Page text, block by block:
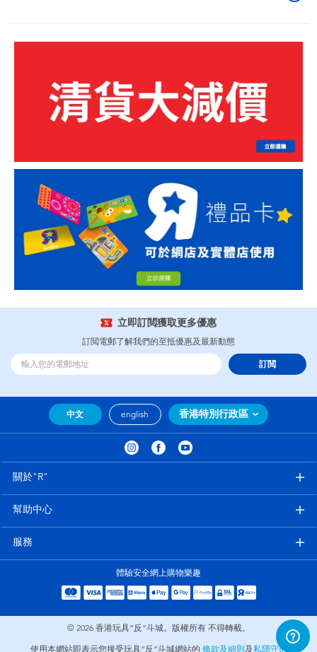
立即訂閲獲取更多優惠
訂閲電郵了解我們的至抵優惠及最新動態
訂閲
中文 english 香港特別行政區
關於"R"
幫助中心
服務
體驗安全網上購物樂趣
© 2026 香港玩具“反”斗城。版權所有 不得轉載。
使用本網站即表示您接受玩具“反”斗城網站的 條款及細則及私隱守則